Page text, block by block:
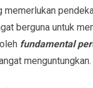
berguna untuk
fundamental
menguntungkan.